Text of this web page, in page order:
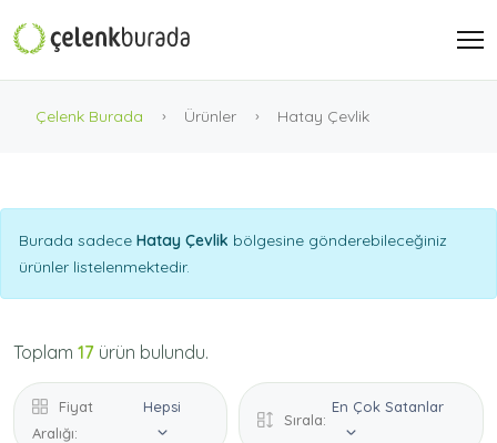
Çelenk Burada Ürünler Hatay Çevlik
Burada sadece Hatay Çevlik bölgesine gönderebileceğiniz
ürünler listelenmektedir.
Toplam 17 ürün bulundu.
Fiyat
Aralığı:
Hepsi
Sırala:
En Çok Satanlar